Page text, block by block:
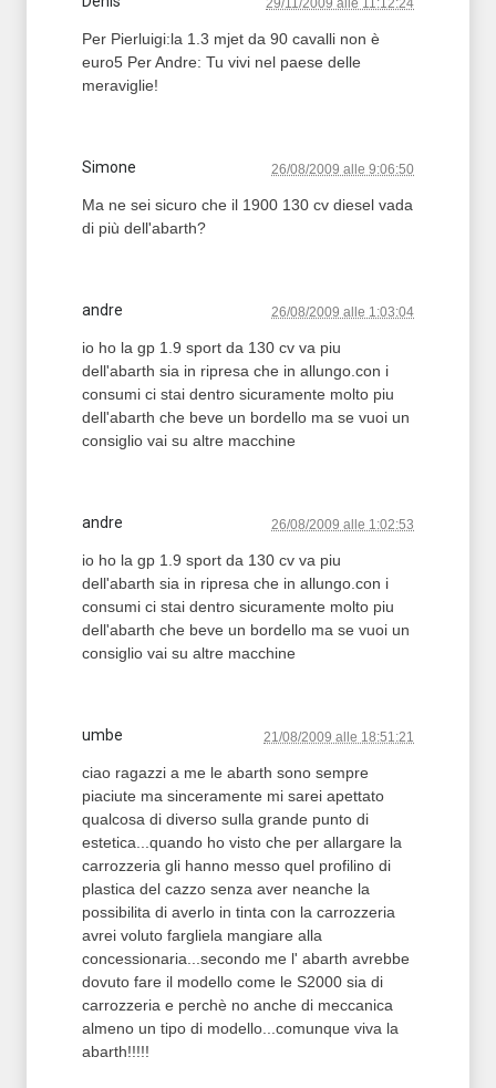
29/11/2009 alle 11:12:24
Per Pierluigi:la 1.3 mjet da 90 cavalli non è
euro5 Per Andre: Tu vivi nel paese delle
meraviglie!
Simone 26/08/2009 alle 9:06:50
Ma ne sei sicuro che il 1900 130 cv diesel vada
di più dell'abarth?
andre 26/08/2009 alle 1:03:04
io ho la gp 1.9 sport da 130 cv va piu
dell'abarth sia in ripresa che in allungo.con i
consumi ci stai dentro sicuramente molto piu
dell'abarth che beve un bordello ma se vuoi un
consiglio vai su altre macchine
andre 26/08/2009 alle 1:02:53
io ho la gp 1.9 sport da 130 cv va piu
dell'abarth sia in ripresa che in allungo.con i
consumi ci stai dentro sicuramente molto piu
dell'abarth che beve un bordello ma se vuoi un
consiglio vai su altre macchine
umbe 21/08/2009 alle 18:51:21
ciao ragazzi a me le abarth sono sempre
piaciute ma sinceramente mi sarei apettato
qualcosa di diverso sulla grande punto di
estetica...quando ho visto che per allargare la
carrozzeria gli hanno messo quel profilino di
plastica del cazzo senza aver neanche la
possibilita di averlo in tinta con la carrozzeria
avrei voluto fargliela mangiare alla
concessionaria...secondo me l' abarth avrebbe
dovuto fare il modello come le S2000 sia di
carrozzeria e perchè no anche di meccanica
almeno un tipo di modello...comunque viva la
abarth!!!!!